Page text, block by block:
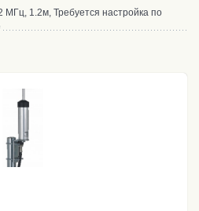
МГц, 1.2м, Требуется настройка по